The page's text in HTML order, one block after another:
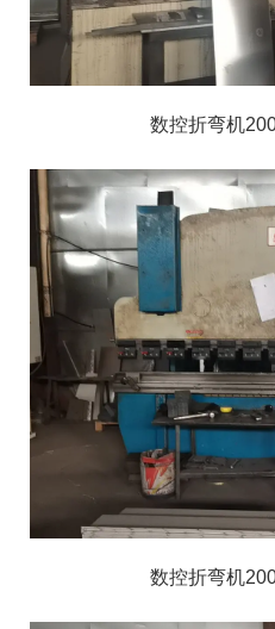
数控折弯机
数控折弯机